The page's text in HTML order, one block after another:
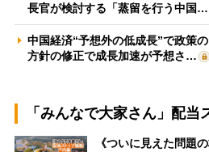
長官が検討する「蒸留を行う中国…
中国経済“予想外の低成長”で政策
方針の修正で成長加速が予想さ…
「みんなで大家さん」配
《ついに見えた問題